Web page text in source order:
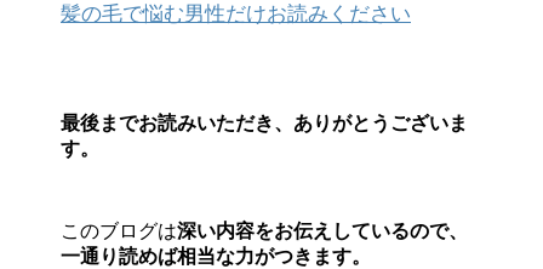
髪の毛で悩む男性だけお読みください
最後までお読みいただき、ありがとうございま
す。
このブログは深い内容をお伝えしているので、
一通り読めば相当な力がつきます。